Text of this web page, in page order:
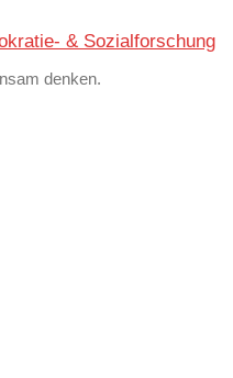
denken.